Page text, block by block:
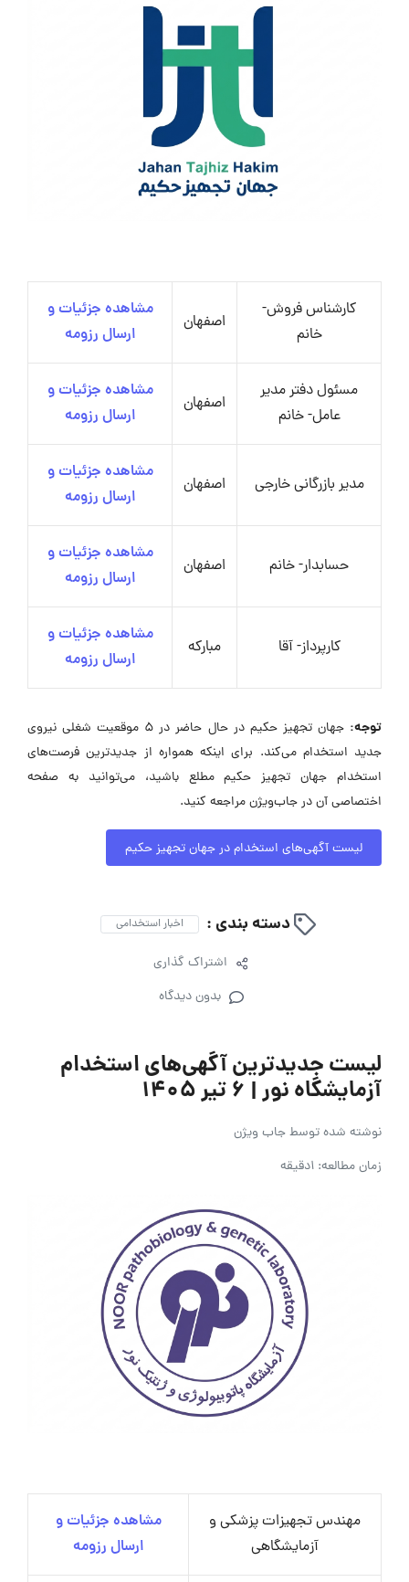
کارشناس فروش-
خانم
اصفهان
مشاهده جزئیات و
ارسال رزومه
مسئول دفتر مدیر
عامل- خانم
اصفهان
مشاهده جزئیات و
ارسال رزومه
مدیر بازرگانی خارجی اصفهان
مشاهده جزئیات و
ارسال رزومه
حسابدار- خانم اصفهان
مشاهده جزئیات و
ارسال رزومه
کارپرداز- آقا مبارکه
مشاهده جزئیات و
ارسال رزومه
توجه:
جهان تجهیز حکیم در حال حاضر در ۵ موقعیت شغلی نیروی
جدید استخدام می‌کند. برای اینکه همواره از جدیدترین فرصت‌های
استخدام جهان تجهیز حکیم مطلع باشید، می‌توانید به صفحه
اختصاصی آن در جاب‌ویژن مراجعه کنید.
لیست آگهی‌های استخدام در جهان تجهیز حکیم
دسته بندی : اخبار استخدامی
اشتراک گذاری
بدون دیدگاه
لیست جدیدترین آگهی‌های استخدام
آزمایشگاه نور | ۶ تیر ۱۴۰۵
نوشته شده توسطجاب ویژن
زمان مطالعه: 1دقیقه
مهندس تجهیزات پزشکی و
آزمایشگاهی
مشاهده جزئیات و
ارسال رزومه